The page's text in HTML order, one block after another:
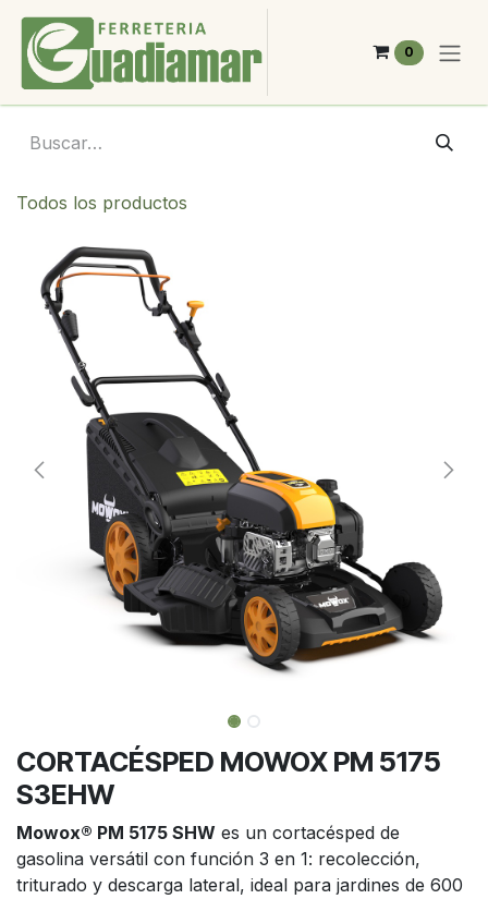
Ir al contenido
0
Todos los productos
CORTACÉSPED MOWOX PM 5175
S3EHW
Mowox® PM 5175 SHW es un cortacésped de
gasolina versátil con función 3 en 1: recolección,
triturado y descarga lateral, ideal para jardines de 600